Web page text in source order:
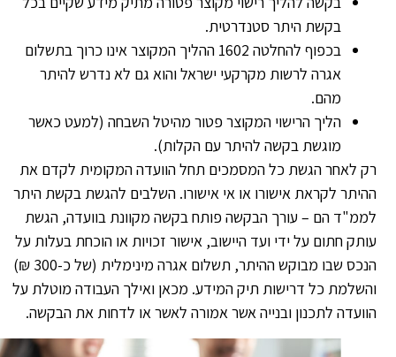
בקשת היתר סטנדרטית.
בכפוף להחלטה 1602 ההליך המקוצר אינו כרוך בתשלום
אגרה לרשות מקרקעי ישראל והוא גם לא נדרש להיתר
מהם.
הליך הרישוי המקוצר פטור מהיטל השבחה (למעט כאשר
מוגשת בקשה להיתר עם הקלות).
לאחר הגשת כל המסמכים תחל הוועדה המקומית לקדם את
לקראת אישורו או אי אישורו. השלבים להגשת בקשת היתר
הם – עורך הבקשה פותח בקשה מקוונת בוועדה, הגשת
חתום על ידי ועד היישוב, אישור זכויות או הוכחת בעלות על
הנכס שבו מבוקש ההיתר, תשלום אגרה מינימלית (של כ-300 ₪)
כל דרישות תיק המידע. מכאן ואילך העבודה מוטלת על
לתכנון ובנייה אשר אמורה לאשר או לדחות את הבקשה.